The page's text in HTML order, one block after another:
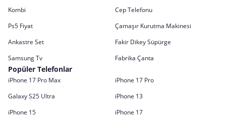
Kombi
Cep Telefonu
Ps5 Fiyat
Çamaşır Kurutma Makinesi
Ankastre Set
Fakir Dikey Süpürge
Samsung Tv
Fabrika Çanta
Popüler Telefonlar
iPhone 17 Pro Max
iPhone 17 Pro
Galaxy S25 Ultra
iPhone 13
iPhone 15
iPhone 17